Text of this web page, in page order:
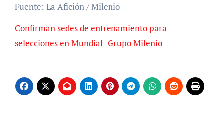
Fuente: La Afición / Milenio
Confirman sedes de entrenamiento para
selecciones en Mundial- Grupo Milenio